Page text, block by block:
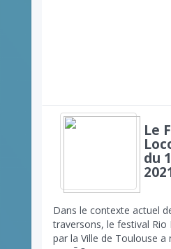
Le
du
Dans le contexte actuel
traversons, le festival
par la Ville de Toulouse